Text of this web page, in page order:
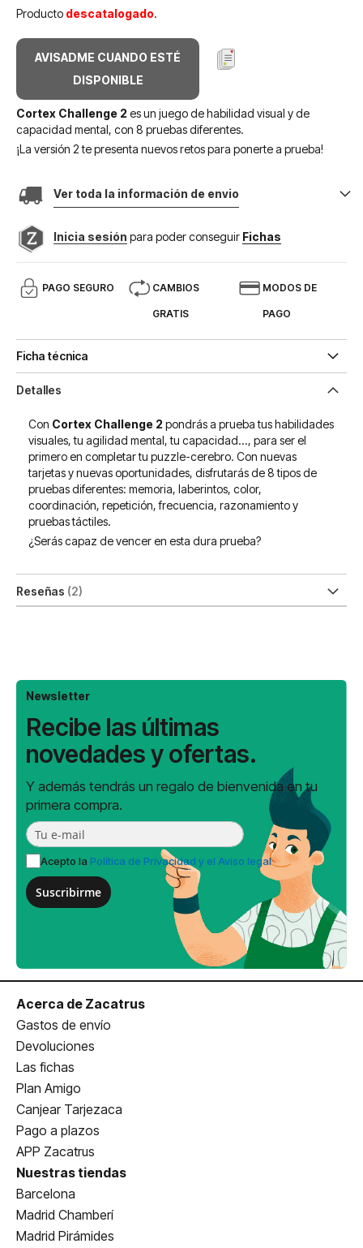
Producto descatalogado.
AVISADME CUANDO ESTÉ
DISPONIBLE
Cortex Challenge 2 es un juego de habilidad visual y de
capacidad mental, con 8 pruebas diferentes.
¡La versión 2 te presenta nuevos retos para ponerte a prueba!
Ver toda la información de envio
Inicia sesión para poder conseguir Fichas
PAGO SEGURO CAMBIOS
GRATIS
MODOS DE
PAGO
Ficha técnica
Detalles
Con Cortex Challenge 2 pondrás a prueba tus habilidades
visuales, tu agilidad mental, tu capacidad..., para ser el
primero en completar tu puzzle-cerebro. Con nuevas
tarjetas y nuevas oportunidades, disfrutarás de 8 tipos de
pruebas diferentes: memoria, laberintos, color,
coordinación, repetición, frecuencia, razonamiento y
pruebas táctiles.
¿Serás capaz de vencer en esta dura prueba?
Reseñas 2
Newsletter
Recibe las últimas
novedades y ofertas.
Y además tendrás un regalo de bienvenida en tu
primera compra.
Acepto la Política de Privacidad y el Aviso legal
Suscribirme
Acerca de Zacatrus
Gastos de envío
Devoluciones
Las fichas
Plan Amigo
Canjear Tarjezaca
Pago a plazos
APP Zacatrus
Nuestras tiendas
Barcelona
Madrid Chamberí
Madrid Pirámides